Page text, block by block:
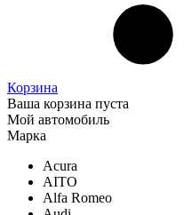
Корзина
Ваша корзина пуста
Мой автомобиль
Марка
Acura
AITO
Alfa Romeo